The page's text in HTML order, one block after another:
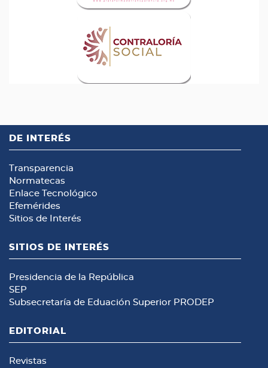
DE INTERÉS
Transparencia
Normatecas
Enlace Tecnológico
Efemérides
Sitios de Interés
SITIOS DE INTERÉS
Presidencia de la República
SEP
Subsecretaría de Eduación Superior PRODEP
EDITORIAL
Revistas